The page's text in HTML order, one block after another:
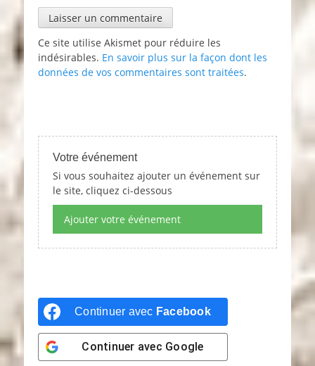
Ce site utilise Akismet pour réduire les
indésirables. En savoir plus sur la façon dont les
données de vos commentaires sont traitées.
Votre événement
Si vous souhaitez ajouter un événement sur
le site, cliquez ci-dessous
Ajouter votre événement
Continuer avec Facebook
Continuer avec Google